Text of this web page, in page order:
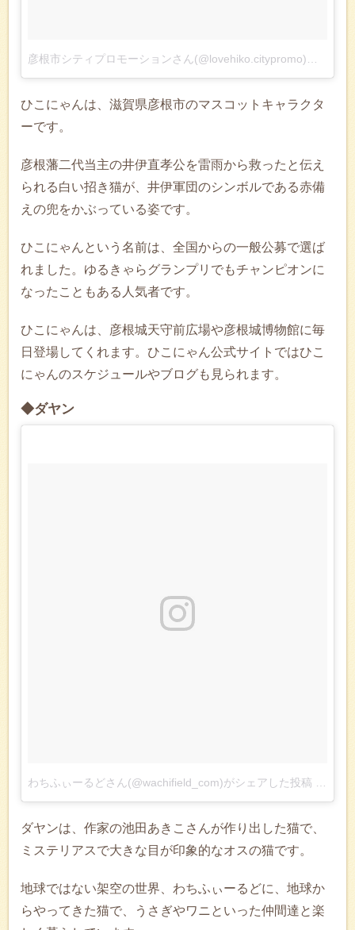
彦根市シティプロモーションさん(@lovehiko.citypromo)がシェアした投稿
ひこにゃんは、滋賀県彦根市のマスコットキャラクタ
ーです。
彦根藩二代当主の井伊直孝公を雷雨から救ったと伝え
られる白い招き猫が、井伊軍団のシンボルである赤備
えの兜をかぶっている姿です。
ひこにゃんという名前は、全国からの一般公募で選ば
れました。ゆるきゃらグランプリでもチャンピオンに
なったこともある人気者です。
ひこにゃんは、彦根城天守前広場や彦根城博物館に毎
日登場してくれます。ひこにゃん公式サイトではひこ
にゃんのスケジュールやブログも見られます。
◆ダヤン
わちふぃーるどさん(@wachifield_com)がシェアした投稿
ダヤンは、作家の池田あきこさんが作り出した猫で、
ミステリアスで大きな目が印象的なオスの猫です。
地球ではない架空の世界、わちふぃーるどに、地球か
らやってきた猫で、うさぎやワニといった仲間達と楽